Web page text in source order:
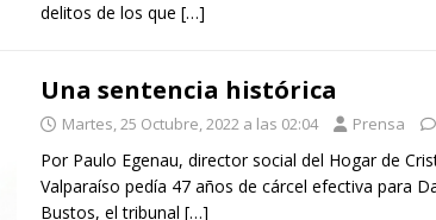
delitos de los que […]
Una sentencia histórica
Martes, 25 Octubre, 2022 a las 02:04 Prensa
Por Paulo Egenau, director social del Hogar de
Valparaíso pedía 47 años de cárcel efectiva para
Bustos, el tribunal […]